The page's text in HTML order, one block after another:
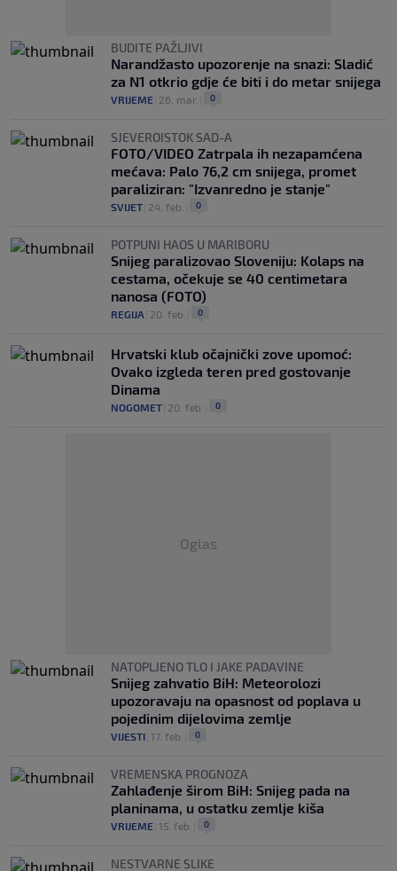
BUDITE PAŽLJIVI
Narandžasto upozorenje na snazi: Sladić
za N1 otkrio gdje će biti i do metar snijega
VRIJEME 26. mar. 0
SJEVEROISTOK SAD-A
FOTO/VIDEO Zatrpala ih nezapamćena
mećava: Palo 76,2 cm snijega, promet
paraliziran: "Izvanredno je stanje"
SVIJET 24. feb. 0
POTPUNI HAOS U MARIBORU
Snijeg paralizovao Sloveniju: Kolaps na
cestama, očekuje se 40 centimetara
nanosa (FOTO)
REGIJA 20. feb. 0
Hrvatski klub očajnički zove upomoć:
Ovako izgleda teren pred gostovanje
Dinama
NOGOMET 20. feb. 0
Oglas
NATOPLJENO TLO I JAKE PADAVINE
Snijeg zahvatio BiH: Meteorolozi
upozoravaju na opasnost od poplava u
pojedinim dijelovima zemlje
VIJESTI 17. feb. 0
VREMENSKA PROGNOZA
Zahlađenje širom BiH: Snijeg pada na
planinama, u ostatku zemlje kiša
VRIJEME 15. feb. 0
NESTVARNE SLIKE